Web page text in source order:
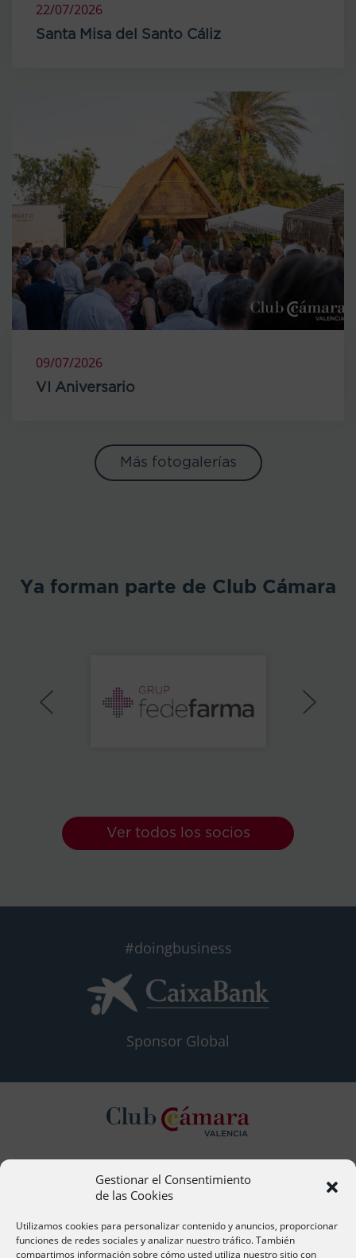
Gestionar el Consentimiento
de las Cookies
Utilizamos cookies para personalizar contenido y anuncios, proporcionar
funciones de redes sociales y analizar nuestro tráfico. También
compartimos información sobre cómo usted utiliza nuestro sitio con
22/07/2026
Santa Misa del Santo Cáliz
09/07/2026
VI Aniversario
Más fotogalerías
Ya forman parte de Club Cámara
Ver todos los socios
#doingbusiness
Sponsor Global
Contacto
acervera@camaravalencia.com
961 366 212